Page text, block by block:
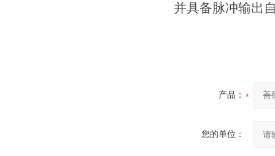
并具备脉冲输出
产品：
您的单位：